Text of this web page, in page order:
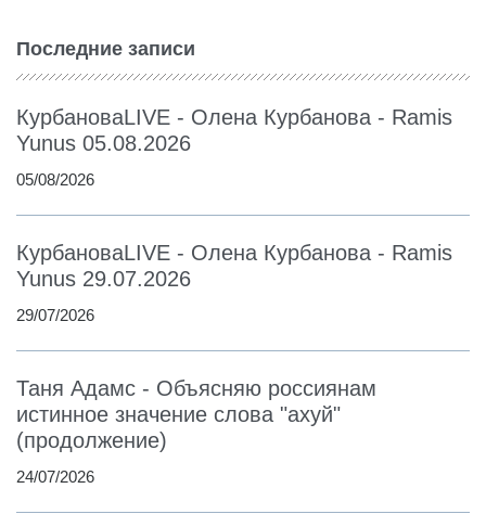
Последние записи
КурбановаLIVE - Олена Курбанова - Ramis
Yunus 05.08.2026
05/08/2026
КурбановаLIVE - Олена Курбанова - Ramis
Yunus 29.07.2026
29/07/2026
Таня Адамс - Объясняю россиянам
истинное значение слова "ахуй"
(продолжение)
24/07/2026